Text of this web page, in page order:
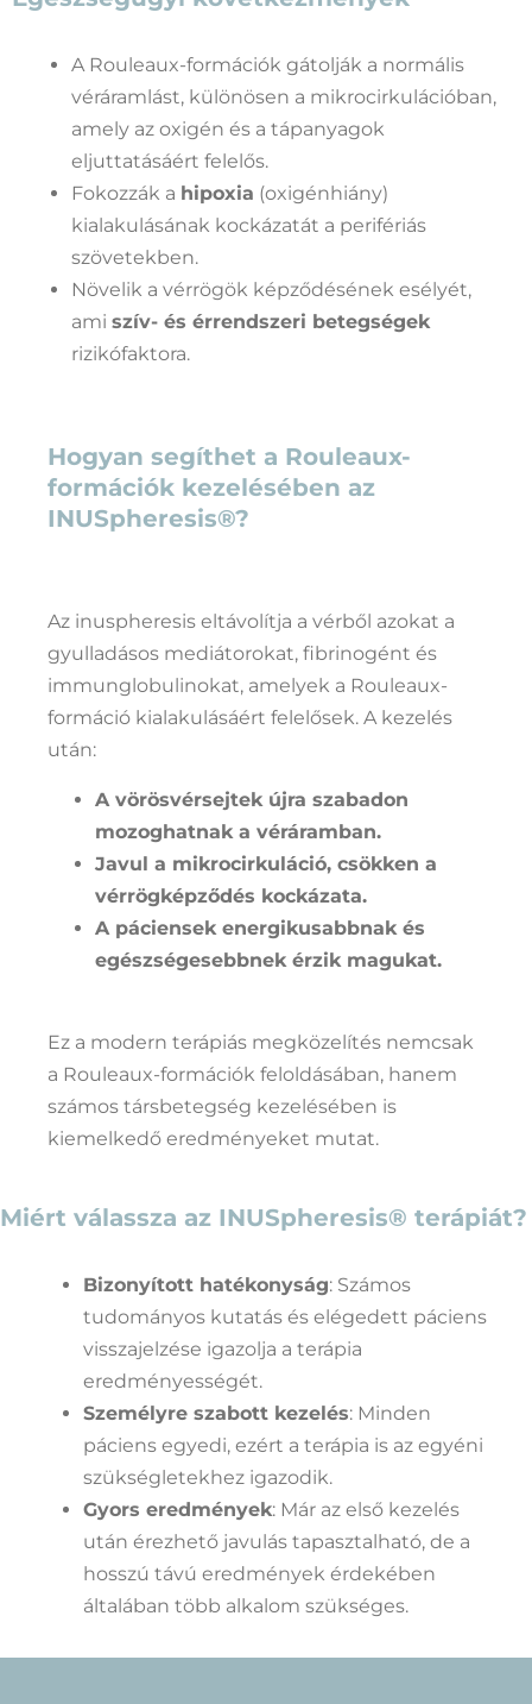
A Rouleaux-formációk gátolják a normális
véráramlást, különösen a mikrocirkulációban,
amely az oxigén és a tápanyagok
eljuttatásáért felelős.
Fokozzák a hipoxia (oxigénhiány)
kialakulásának kockázatát a perifériás
szövetekben.
Növelik a vérrögök képződésének esélyét,
ami szív- és érrendszeri betegségek
rizikófaktora.
Hogyan segíthet a Rouleaux-
formációk kezelésében az
INUSpheresis®?
Az inuspheresis eltávolítja a vérből azokat a
gyulladásos mediátorokat, fibrinogént és
immunglobulinokat, amelyek a Rouleaux-
formáció kialakulásáért felelősek. A kezelés
után:
A vörösvérsejtek újra szabadon
mozoghatnak a véráramban.
Javul a mikrocirkuláció, csökken a
vérrögképződés kockázata.
A páciensek energikusabbnak és
egészségesebbnek érzik magukat.
Ez a modern terápiás megközelítés nemcsak
a Rouleaux-formációk feloldásában, hanem
számos társbetegség kezelésében is
kiemelkedő eredményeket mutat.
Miért válassza az INUSpheresis® terápiát?
Bizonyított hatékonyság: Számos
tudományos kutatás és elégedett páciens
visszajelzése igazolja a terápia
eredményességét.
Személyre szabott kezelés: Minden
páciens egyedi, ezért a terápia is az egyéni
szükségletekhez igazodik.
Gyors eredmények: Már az első kezelés
után érezhető javulás tapasztalható, de a
hosszú távú eredmények érdekében
általában több alkalom szükséges.